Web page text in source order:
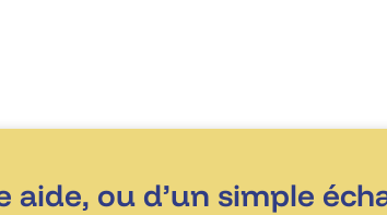
aide, ou d’un simple